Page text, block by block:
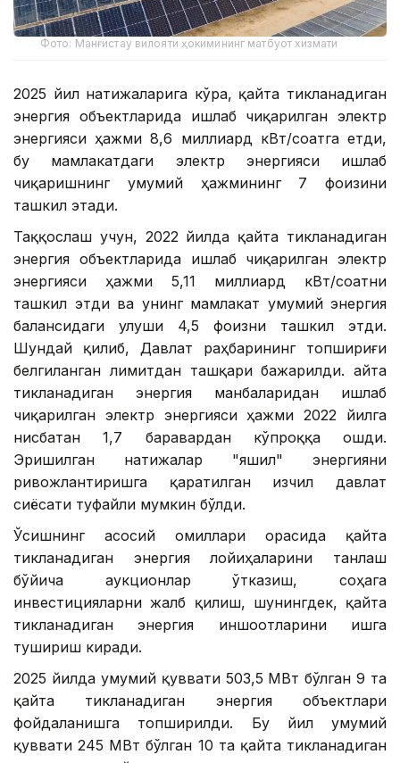
Фото: Манғистау вилояти ҳокимининг матбуот хизмати
2025 йил натижаларига кўра, қайта тикланадиган
энергия объектларида ишлаб чиқарилган электр
энергияси ҳажми 8,6 миллиард кВт/соатга етди,
бу мамлакатдаги электр энергияси ишлаб
чиқаришнинг умумий ҳажмининг 7 фоизини
ташкил этади.
Таққослаш учун, 2022 йилда қайта тикланадиган
энергия объектларида ишлаб чиқарилган электр
энергияси ҳажми 5,11 миллиард кВт/соатни
ташкил этди ва унинг мамлакат умумий энергия
балансидаги улуши 4,5 фоизни ташкил этди.
Шундай қилиб, Давлат раҳбарининг топшириғи
белгиланган лимитдан ташқари бажарилди. Қайта
тикланадиган энергия манбаларидан ишлаб
чиқарилган электр энергияси ҳажми 2022 йилга
нисбатан 1,7 баравардан кўпроққа ошди.
Эришилган натижалар "яшил" энергияни
ривожлантиришга қаратилган изчил давлат
сиёсати туфайли мумкин бўлди.
Ўсишнинг асосий омиллари орасида қайта
тикланадиган энергия лойиҳаларини танлаш
бўйича аукционлар ўтказиш, соҳага
инвестицияларни жалб қилиш, шунингдек, қайта
тикланадиган энергия иншоотларини ишга
тушириш киради.
2025 йилда умумий қуввати 503,5 МВт бўлган 9 та
қайта тикланадиган энергия объектлари
фойдаланишга топширилди. Бу йил умумий
қуввати 245 МВт бўлган 10 та қайта тикланадиган